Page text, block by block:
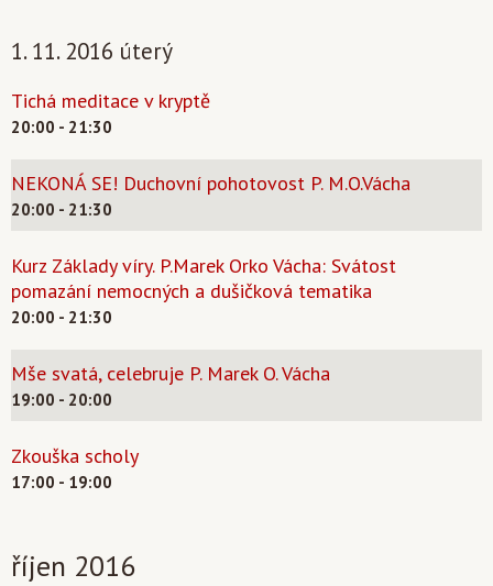
1. 11. 2016 úterý
Tichá meditace v kryptě
20:00 - 21:30
NEKONÁ SE! Duchovní pohotovost P. M.O.Vácha
20:00 - 21:30
Kurz Základy víry. P.Marek Orko Vácha: Svátost
pomazání nemocných a dušičková tematika
20:00 - 21:30
Mše svatá, celebruje P. Marek O. Vácha
19:00 - 20:00
Zkouška scholy
17:00 - 19:00
říjen 2016